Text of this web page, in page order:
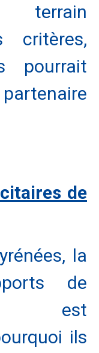
terrain
critères,
pourrait
de
la
de
est
ils